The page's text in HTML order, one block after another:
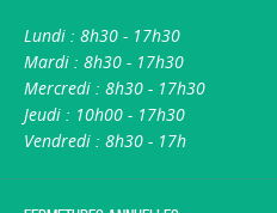
Lundi : 8h30 - 17h30
Mardi : 8h30 - 17h30
Mercredi : 8h30 - 17h30
Jeudi : 10h00 - 17h30
Vendredi : 8h30 - 17h